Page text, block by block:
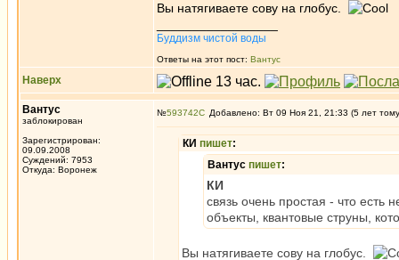
Вы натягиваете сову на глобус.
Буддизм чистой воды
Ответы на этот пост: Вантус
Наверх
Вантус
заблокирован
Зарегистрирован:
09.09.2008
Суждений: 7953
Откуда: Воронеж
№593742 Добавлено: Вт 09 Ноя 21, 21:33 (5 лет
КИ пишет:
Вантус пишет:
КИ
связь очень простая - что есть
объекты, квантовые струны,
Вы натягиваете сову на глобус.